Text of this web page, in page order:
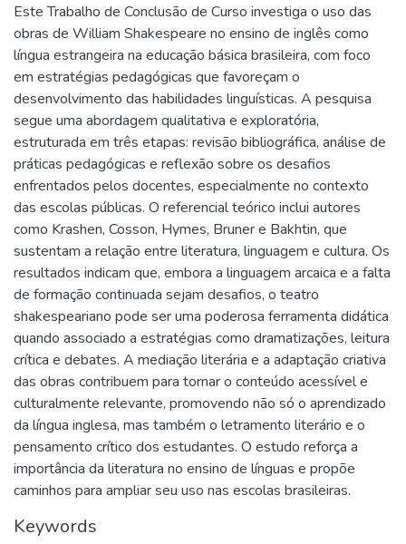
Este Trabalho de Conclusão de Curso investiga o uso das
obras de William Shakespeare no ensino de inglês como
língua estrangeira na educação básica brasileira, com foco
em estratégias pedagógicas que favoreçam o
desenvolvimento das habilidades linguísticas. A pesquisa
segue uma abordagem qualitativa e exploratória,
estruturada em três etapas: revisão bibliográfica, análise de
práticas pedagógicas e reflexão sobre os desafios
enfrentados pelos docentes, especialmente no contexto
das escolas públicas. O referencial teórico inclui autores
como Krashen, Cosson, Hymes, Bruner e Bakhtin, que
sustentam a relação entre literatura, linguagem e cultura. Os
resultados indicam que, embora a linguagem arcaica e a falta
de formação continuada sejam desafios, o teatro
shakespeariano pode ser uma poderosa ferramenta didática
quando associado a estratégias como dramatizações, leitura
crítica e debates. A mediação literária e a adaptação criativa
das obras contribuem para tornar o conteúdo acessível e
culturalmente relevante, promovendo não só o aprendizado
da língua inglesa, mas também o letramento literário e o
pensamento crítico dos estudantes. O estudo reforça a
importância da literatura no ensino de línguas e propõe
caminhos para ampliar seu uso nas escolas brasileiras.
Keywords